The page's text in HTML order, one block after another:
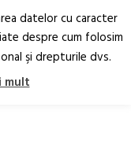
RO EN
datelor cu caracter
despre cum folosim
şi drepturile dvs.
mult